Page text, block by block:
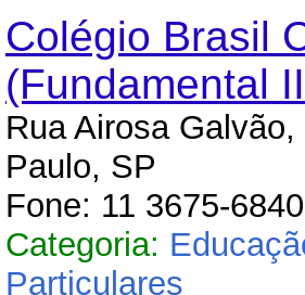
Colégio Brasil
(Fundamental
Rua Airosa
Paulo, SP
Fone: 11 3675-6840
Categoria:
Particulares